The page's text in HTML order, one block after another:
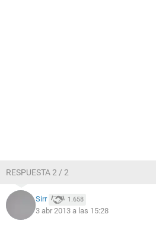
RESPUESTA 2 / 2
Sirr 1.658
3 abr 2013 a las 15:28